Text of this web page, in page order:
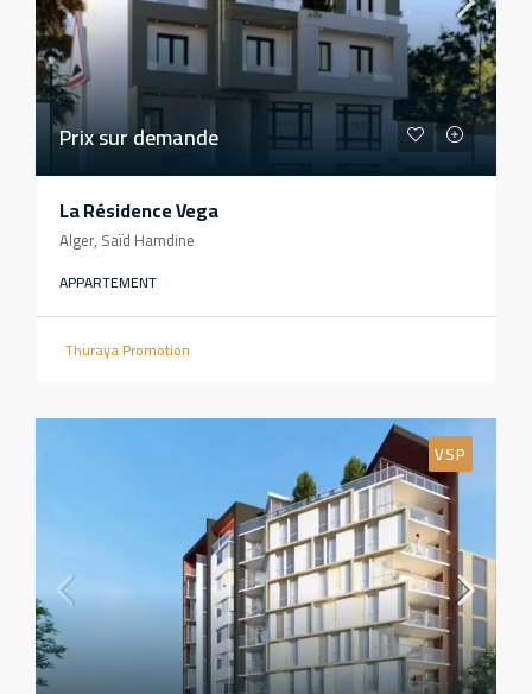
Prix sur demande
La Résidence Vega
Alger, Saïd Hamdine
APPARTEMENT
Thuraya Promotion
VSP